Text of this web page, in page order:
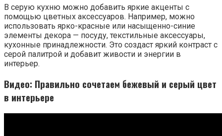
В серую кухню можно добавить яркие акценты с
помощью цветных аксессуаров. Например, можно
использовать ярко-красные или насыщенно-синие
элементы декора — посуду, текстильные аксессуары,
кухонные принадлежности. Это создаст яркий контраст с
серой палитрой и добавит живости и энергии в
интерьер.
Видео: Правильно сочетаем бежевый и серый цвет
в интерьере